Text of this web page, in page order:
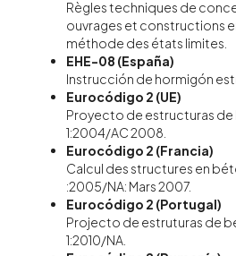
Règles techniques de
ouvrages et constructions
méthode des états limites.
EHE-08 (España)
Instrucción de hormigón
Eurocódigo 2 (UE)
Proyecto de estructuras de
1:2004/AC 2008.
Eurocódigo 2 (Francia)
Calcul des structures en
:2005/NA: Mars 2007.
Eurocódigo 2 (Portugal)
Projecto de estruturas de
1:2010/NA.